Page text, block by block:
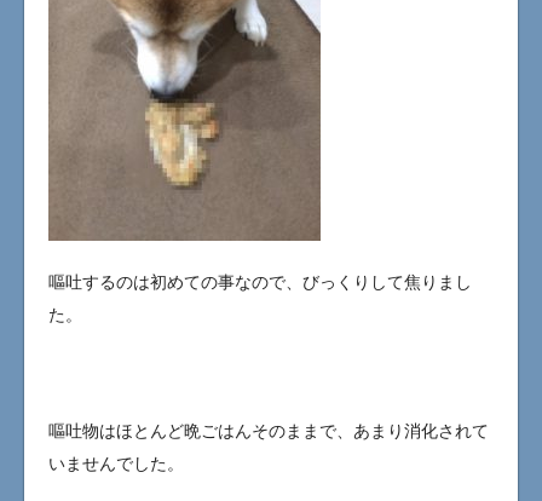
嘔吐するのは初めての事なので、びっくりして焦りまし
た。
嘔吐物はほとんど晩ごはんそのままで、あまり消化されて
いませんでした。